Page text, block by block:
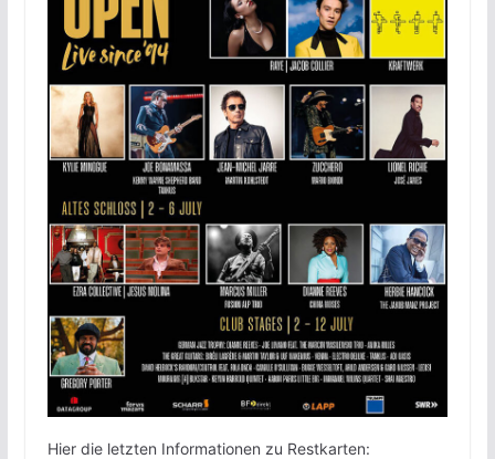
Hier die letzten Informationen zu Restkarten: